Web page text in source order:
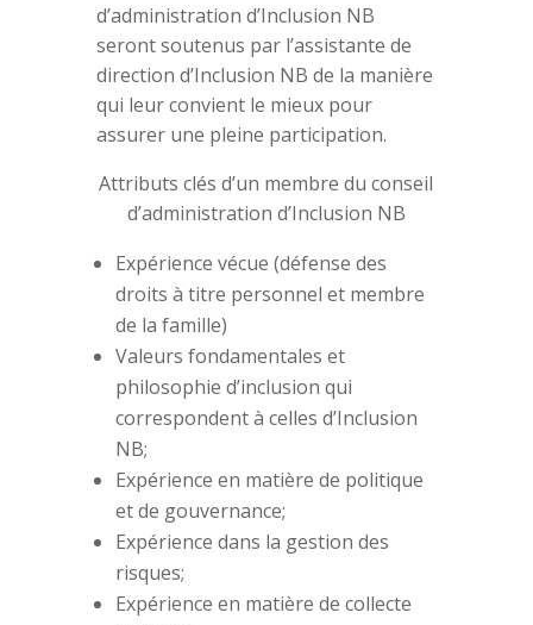
d’administration d’Inclusion NB
seront soutenus par l’assistante de
direction d’Inclusion NB de la manière
qui leur convient le mieux pour
assurer une pleine participation.
Attributs clés d’un membre du conseil
d’administration d’Inclusion NB
Expérience vécue (défense des
droits à titre personnel et membre
de la famille)
Valeurs fondamentales et
philosophie d’inclusion qui
correspondent à celles d’Inclusion
NB;
Expérience en matière de politique
et de gouvernance;
Expérience dans la gestion des
risques;
Expérience en matière de collecte